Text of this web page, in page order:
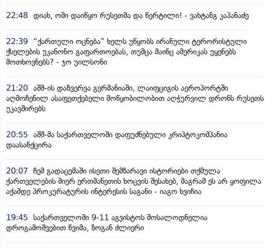
22:48 დიახ, ომი დაიწყო რუსეთმა და წერტილი! - ვახტანგ კაპანაძე
22:39
“ქართული ოცნება” ხელს უწყობს ირანული ტერორისტული
ქსელების უკანონო გაფართოებას, თუმცა მაინც ამერიკას უყენებს
მოთხოვნებს? - ჯო უილსონი
21:20 აშშ-ის დაზვერვა გერმანიაში, ლაიფციგის აეროპორტში
აღმოჩენილ ასაფეთქებელი მოწყობილობით აღჭურვილ დრონს რუსეთს
უკავშირებს
20:55 აშშ-მა საქართველოში დაფუძნებული კრიპტოკომპანია
დაასანქცირა
20:07 ჩემ გადაცემაში ისეთი შემზარავი ისტორიები თქმულა
ქართველების მიერ ერთმანეთის ხოცვის შესახებ, მაგრამ ეს არ ყოფილა
აქამდე პროკურატურის ინტერესის საგანი - იაგო ხვიჩია
19:45 საქართველოში 9-11 აგვისტოს მოსალოდნელია
დროგამოშვებით წვიმა, ზოგან ძლიერი